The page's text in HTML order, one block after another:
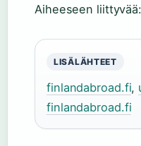
Aiheeseen liittyvää:
LISÄLÄHTEET
finlandabroad.fi,
finlandabroad.fi